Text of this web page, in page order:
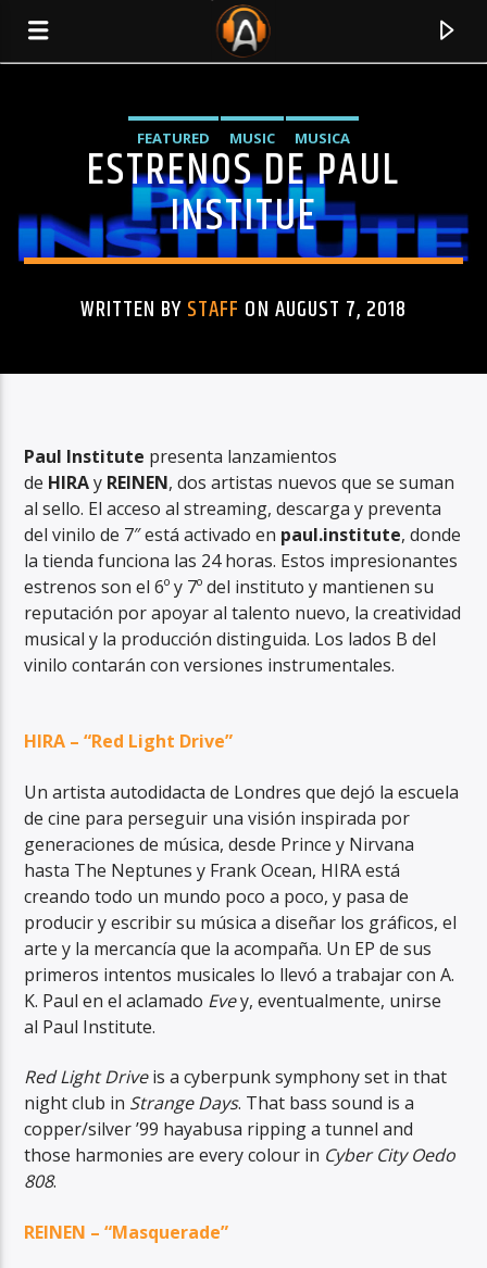
TITLE
ARTIST
RadioAlternativo Live
FEATURED MUSIC MUSICA
ESTRENOS DE PAUL
INSTITUE
WRITTEN BYSTAFF ON AUGUST 7, 2018
Paul Institute presenta lanzamientos
de HIRAy REINEN, dos artistas nuevos que se suman
al sello. El acceso al streaming, descarga y preventa
del vinilo de 7″ está activado en paul.institute, donde
la tienda funciona las 24 horas. Estos impresionantes
estrenos son el 6º y 7º del instituto y mantienen su
reputación por apoyar al talento nuevo, la creatividad
musical y la producción distinguida. Los lados B del
vinilo contarán con versiones instrumentales.
HIRA – “Red Light Drive”
Un artista autodidacta de Londres que dejó la escuela
de cine para perseguir una visión inspirada por
generaciones de música, desde Prince y Nirvana
hasta The Neptunes y Frank Ocean, HIRA está
creando todo un mundo poco a poco, y pasa de
producir y escribir su música a diseñar los gráficos, el
arte y la mercancía que la acompaña. Un EP de sus
primeros intentos musicales lo llevó a trabajar con A.
K. Paul en el aclamado Evey, eventualmente, unirse
al Paul Institute.
Red Light Driveis a cyberpunk symphony set in that
night club in Strange Days. That bass sound is a
copper/silver ’99 hayabusa ripping a tunnel and
those harmonies are every colour in Cyber City Oedo
808.
REINEN – “Masquerade”